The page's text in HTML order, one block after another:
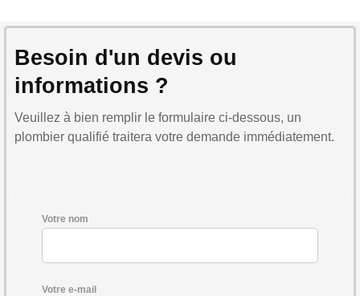
Besoin d'un devis ou
informations ?
Veuillez à bien remplir le formulaire ci-dessous, un
plombier qualifié traitera votre demande immédiatement.
Votre nom
Votre e-mail